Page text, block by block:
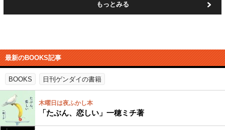
もっとみる
最新のBOOKS記事
BOOKS 日刊ゲンダイの書籍
木曜日は夜ふかし本
「たぶん、恋しい」一穂ミチ著